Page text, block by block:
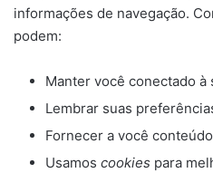
informações de navegação.
podem:
Manter você conectado à
Lembrar suas
Fornecer a você
Usamos cookies para